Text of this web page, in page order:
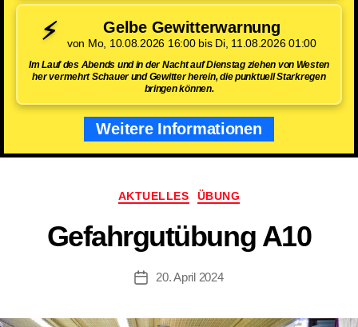
⚡ Gelbe Gewitterwarnung
von Mo, 10.08.2026 16:00 bis Di, 11.08.2026 01:00
Im Lauf des Abends und in der Nacht auf Dienstag ziehen von Westen
her vermehrt Schauer und Gewitter herein, die punktuell Starkregen
bringen können.
Weitere Informationen
Kategorien
AKTUELLES ÜBUNG
Gefahrgutübung A10
Beitragsdatum
20. April 2024